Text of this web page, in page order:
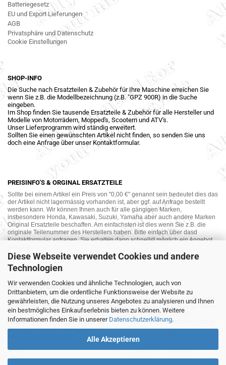
Diese Webseite verwendet Cookies und andere
Technologien
Wir verwenden Cookies und ähnliche Technologien, auch von
Drittanbietern, um die ordentliche Funktionsweise der Website zu
gewährleisten, die Nutzung unseres Angebotes zu analysieren und Ihnen
ein bestmögliches Einkaufserlebnis bieten zu können. Weitere
Informationen finden Sie in unserer Datenschutzerklärung.
Alle Akzeptieren
Batteriegesetz
EU und Export Lieferungen
AGB
Privatsphäre und Datenschutz
Cookie Einstellungen
SHOP-INFO
Die Suche nach Ersatzteilen & Zubehör für Ihre Maschine erreichen Sie
wenn Sie z.B. die Modellbezeichnung (z.B. "GPZ 900R) in die Suche
eingeben.
Im Shop finden Sie tausende Ersatzteile & Zubehör für alle Hersteller und
Modelle von Motorrädern, Mopped's, Scootern und ATV's.
Unser Lieferprogramm wird ständig erweitert.
Sollten Sie einen gewünschten Artikel nicht finden, so senden Sie uns
doch eine Anfrage über unser Kontaktformular.
PREISINFO'S & ORGINAL ERSATZTEILE
Sollte bei einem Artikel ein Preis von "0,00 €" genannt sein bedeutet dies das
der Artikel nicht lagermässig vorhanden ist, aber ggf. auf Anfrage bestellt
werden kann. Wir können Ihnen auch für alle gängigen Marken,
insbesondere Honda, Kawasaki, Suzuki, Yamaha aber auch andere Marken
Original Ersatzteile beschaffen. Am einfachsten ist dies wenn Sie z.B. die
originale Teilenummer des Herstellers haben. Bitte einfach über dasd
Kontaktformular anfragen. Sie erhalten dann schnellst möglich ein Angebot
MOTORRAD-ANKAUF
Sie möchte Ihr altes Motorrad oder Ihre Motorradteile verkaufen ? Wir kaufen
auch gebrauchte Motorräder und Ersatzteilträger sowie Ersatzteile an. Bieten
Sie uns doch unverbindlich das was Sie verkaufen möchten an. Wir
bemühen uns dann eine sowohl für Sie als auch für uns akzeptable Lösung
mit angemessenem Preis zu finden.